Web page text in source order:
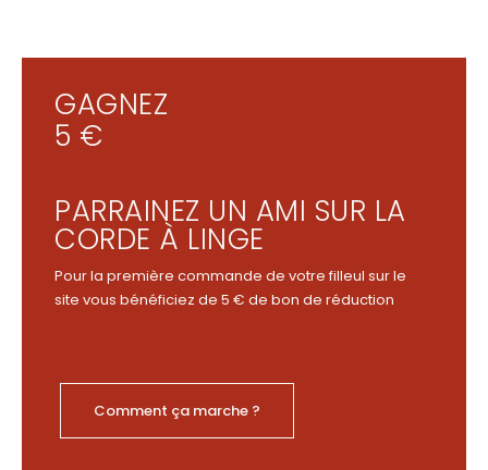
GAGNEZ
5 €
PARRAINEZ UN AMI SUR LA
CORDE À LINGE
Pour la première commande de votre filleul sur le
site vous bénéficiez de 5 € de bon de réduction
Comment ça marche ?